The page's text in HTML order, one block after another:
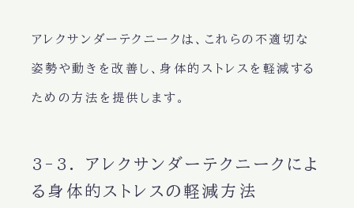
アレクサンダーテクニークは、これらの不適切な
姿勢や動きを改善し、身体的ストレスを軽減する
ための方法を提供します。
3-3. アレクサンダーテクニークによ
る身体的ストレスの軽減方法